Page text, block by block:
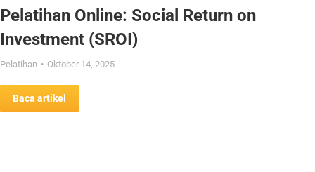
Pelatihan Online: Social Return on
Investment (SROI)
Pelatihan Oktober 14, 2025
Baca artikel